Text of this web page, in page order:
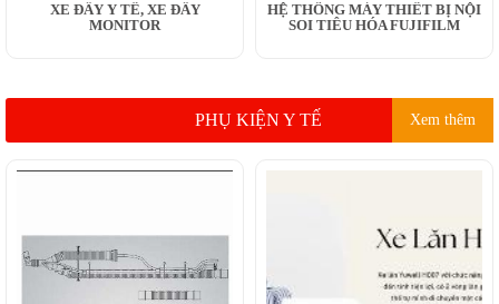
XE ĐẨY Y TẾ, XE ĐẨY
MONITOR
HỆ THỐNG MÁY THIẾT BỊ NỘI
SOI TIÊU HÓA FUJIFILM
PHỤ KIỆN Y TẾ Xem thêm